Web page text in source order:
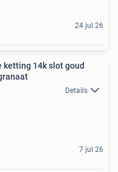
24 jul 26
ketting 14k slot goud
Details
7 jul 26